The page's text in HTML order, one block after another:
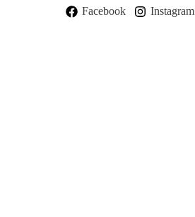
Facebook Instagram